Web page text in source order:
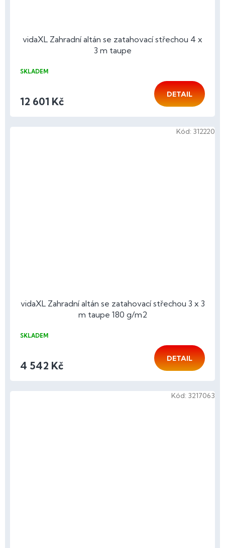
vidaXL Zahradní altán se zatahovací střechou 4 x
3 m taupe
SKLADEM
12 601 Kč
DETAIL
vidaXL Zahradní altán se zatahovací střechou 3 x 3
m taupe 180 g/m2
SKLADEM
4 542 Kč
DETAIL
Kód: 312220
Kód: 3217063